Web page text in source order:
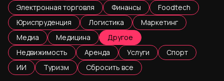
Электронная торговля
Финансы
Foodtech
Юриспруденция
Логистика
Маркетинг
Медиа
Медицина
Другое
Недвижимость
Аренда Услуги
Спорт
ИИ
Туризм Сбросить все